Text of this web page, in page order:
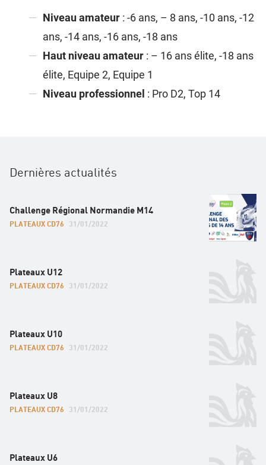
Niveau amateur : -6 ans, – 8 ans, -10 ans, -12
ans, -14 ans, -16 ans, -18 ans
Haut niveau amateur : – 16 ans élite, -18 ans
élite, Equipe 2, Equipe 1
Niveau professionnel : Pro D2, Top 14
Dernières actualités
Challenge Régional Normandie M14
PLATEAUX CD76 31/01/2022
Plateaux U12
PLATEAUX CD76 31/01/2022
Plateaux U10
PLATEAUX CD76 31/01/2022
Plateaux U8
PLATEAUX CD76 31/01/2022
Plateaux U6